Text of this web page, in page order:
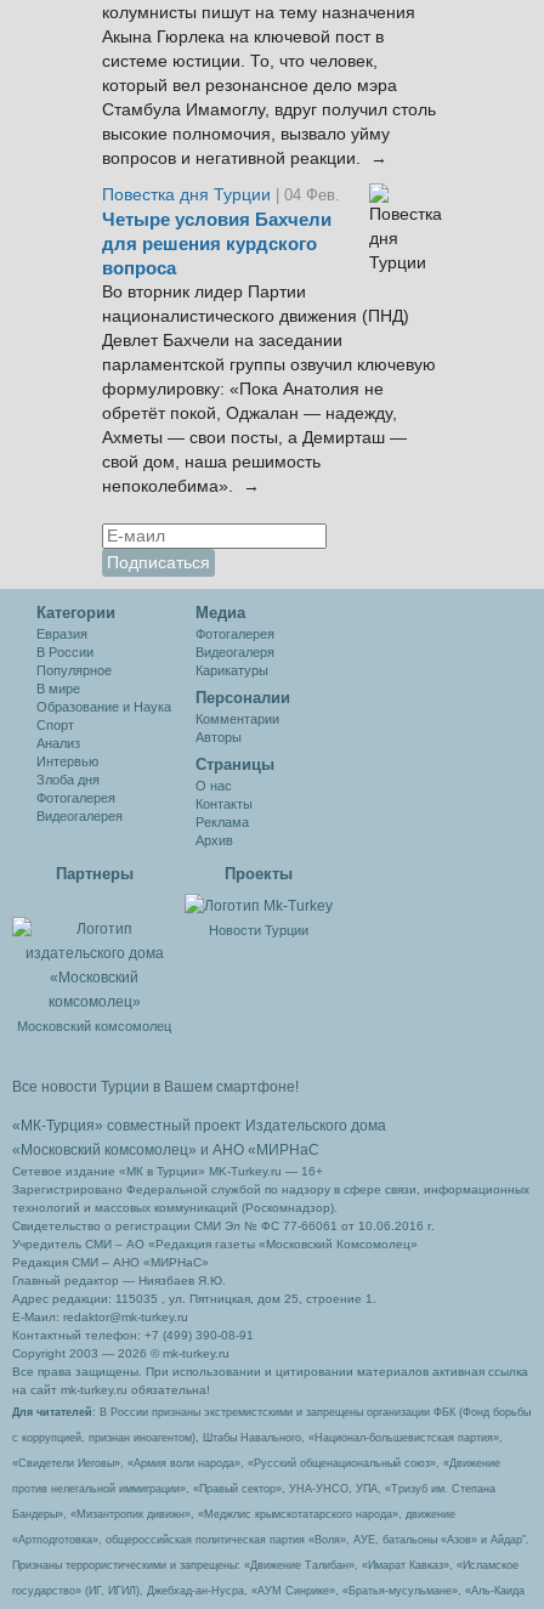
колумнисты пишут на тему назначения
Акына Гюрлека на ключевой пост в
системе юстиции. То, что человек,
который вел резонансное дело мэра
Стамбула Имамоглу, вдруг получил столь
высокие полномочия, вызвало уйму
вопросов и негативной реакции. →
Повестка дня Турции
| 04 Фев.
Четыре условия Бахчели
для решения курдского
вопроса
Во вторник лидер Партии
националистического движения (ПНД)
Девлет Бахчели на заседании
парламентской группы озвучил ключевую
формулировку: «Пока Анатолия не
обретёт покой, Оджалан — надежду,
Ахметы — свои посты, а Демирташ —
свой дом, наша решимость
непоколебима». →
Категории
Евразия
В России
Популярное
В мире
Образование и Наука
Спорт
Анализ
Интервью
Злоба дня
Фотогалерея
Видеогалерея
Медиа
Фотогалерея
Видеогалеря
Карикатуры
Персоналии
Комментарии
Авторы
Cтраницы
О нас
Контакты
Реклама
Архив
Партнеры
Московский комсомолец
Проекты
Новости Турции
Все новости Турции в Вашем смартфоне!
«МК-Турция» совместный проект Издательского дома
«Московский комсомолец» и АНО «МИРНаС
Сетевое издание «МК в Турции» MK-Turkey.ru — 16+
Зарегистрировано Федеральной службой по надзору в сфере связи, информационных
технологий и массовых коммуникаций (Роскомнадзор).
Свидетельство о регистрации СМИ Эл № ФС 77-66061 от 10.06.2016 г.
Учредитель СМИ – АО «Редакция газеты «Московский Комсомолец»
Редакция СМИ – АНО «МИРНаС»
Главный редактор — Ниязбаев Я.Ю.
Адрес редакции: 115035 , ул. Пятницкая, дом 25, строение 1.
Е-Маил: redaktor@mk-turkey.ru
Контактный телефон: +7 (499) 390-08-91
Copyright 2003 — 2026 © mk-turkey.ru
Все права защищены. При использовании и цитировании материалов активная ссылка
на сайт mk-turkey.ru обязательна!
Для читателей : В России признаны экстремистскими и запрещены организации ФБК (Фонд борьбы
с коррупцией, признан иноагентом), Штабы Навального, «Национал-большевистская партия»,
«Свидетели Иеговы», «Армия воли народа», «Русский общенациональный союз», «Движение
против нелегальной иммиграции», «Правый сектор», УНА-УНСО, УПА, «Тризуб им. Степана
Бандеры», «Мизантропик дивижн», «Меджлис крымскотатарского народа», движение
«Артподготовка», общероссийская политическая партия «Воля», АУЕ, батальоны «Азов» и Айдар″.
Признаны террористическими и запрещены: «Движение Талибан», «Имарат Кавказ», «Исламское
государство» (ИГ, ИГИЛ), Джебхад-ан-Нусра, «АУМ Синрике», «Братья-мусульмане», «Аль-Каида